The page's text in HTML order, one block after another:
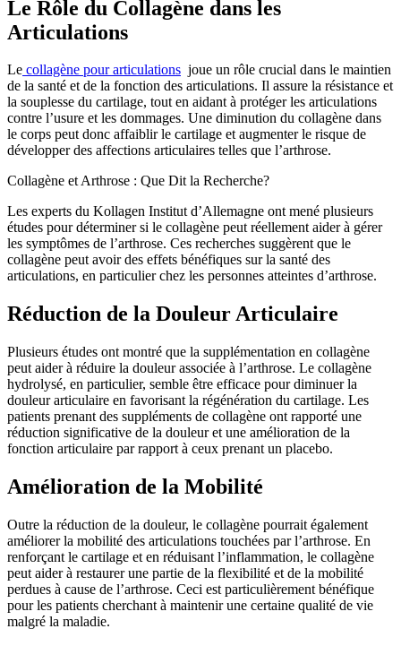
Le Rôle du Collagène dans les
Articulations
Le collagène pour articulations joue un rôle crucial dans le maintien
de la santé et de la fonction des articulations. Il assure la résistance et
la souplesse du cartilage, tout en aidant à protéger les articulations
contre l’usure et les dommages. Une diminution du collagène dans
le corps peut donc affaiblir le cartilage et augmenter le risque de
développer des affections articulaires telles que l’arthrose.
Collagène et Arthrose : Que Dit la Recherche?
Les experts du Kollagen Institut d’Allemagne ont mené plusieurs
études pour déterminer si le collagène peut réellement aider à gérer
les symptômes de l’arthrose. Ces recherches suggèrent que le
collagène peut avoir des effets bénéfiques sur la santé des
articulations, en particulier chez les personnes atteintes d’arthrose.
Réduction de la Douleur Articulaire
Plusieurs études ont montré que la supplémentation en collagène
peut aider à réduire la douleur associée à l’arthrose. Le collagène
hydrolysé, en particulier, semble être efficace pour diminuer la
douleur articulaire en favorisant la régénération du cartilage. Les
patients prenant des suppléments de collagène ont rapporté une
réduction significative de la douleur et une amélioration de la
fonction articulaire par rapport à ceux prenant un placebo.
Amélioration de la Mobilité
Outre la réduction de la douleur, le collagène pourrait également
améliorer la mobilité des articulations touchées par l’arthrose. En
renforçant le cartilage et en réduisant l’inflammation, le collagène
peut aider à restaurer une partie de la flexibilité et de la mobilité
perdues à cause de l’arthrose. Ceci est particulièrement bénéfique
pour les patients cherchant à maintenir une certaine qualité de vie
malgré la maladie.